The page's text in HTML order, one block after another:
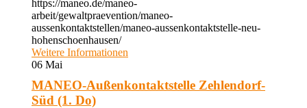
https://maneo.de/maneo-
arbeit/gewaltpraevention/maneo-
aussenkontaktstellen/maneo-aussenkontaktstelle-neu-
hohenschoenhausen/
Weitere Informationen
06 Mai
MANEO-Außenkontaktstelle Zehlendorf-
Süd (1. Do)